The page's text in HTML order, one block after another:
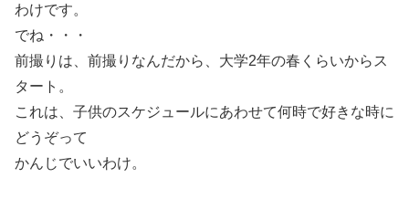
わけです。
でね・・・
前撮りは、前撮りなんだから、大学2年の春くらいからス
タート。
これは、子供のスケジュールにあわせて何時で好きな時に
どうぞって
かんじでいいわけ。